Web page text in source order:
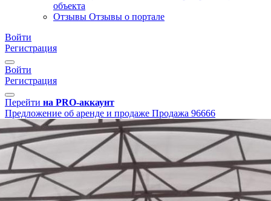
объекта
Отзывы Отзывы о портале
Войти
Регистрация
Войти
Регистрация
Перейти на PRO-аккаунт
Предложение об аренде и продаже Продажа 96666